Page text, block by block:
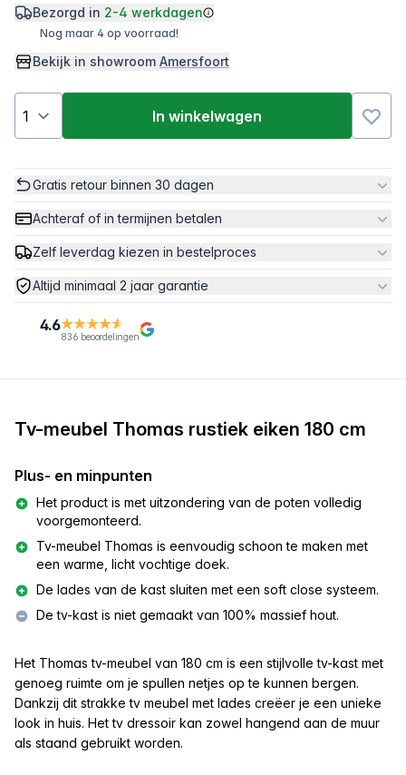
Bezorgd in 2-4 werkdagen
Nog maar 4 op voorraad!
Bekijk in showroom Amersfoort
In winkelwagen
Gratis retour binnen 30 dagen
Achteraf of in termijnen betalen
Zelf leverdag kiezen in bestelproces
Altijd minimaal 2 jaar garantie
4.6
836 beoordelingen
Tv-meubel Thomas rustiek eiken 180 cm
Plus- en minpunten
Het product is met uitzondering van de poten volledig
voorgemonteerd.
Tv-meubel Thomas is eenvoudig schoon te maken met
een warme, licht vochtige doek.
De lades van de kast sluiten met een soft close systeem.
De tv-kast is niet gemaakt van 100% massief hout.
Het Thomas tv-meubel van 180 cm is een stijlvolle tv-kast met
genoeg ruimte om je spullen netjes op te kunnen bergen.
Dankzij dit strakke tv meubel met lades creëer je een unieke
look in huis. Het tv dressoir kan zowel hangend aan de muur
als staand gebruikt worden.